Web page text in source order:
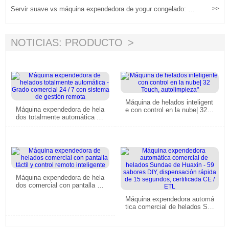
os
Servir suave vs máquina expendedora de yogur congelado: ¿Q
>>
NOTICIAS: PRODUCTO
Máquina expendedora de hela
dos totalmente automática -
Máquina de helados inteligent
e con control en la nube| 32 T
Máquina expendedora de hela
dos comercial con pantalla tá
Máquina expendedora automá
tica comercial de helados Su